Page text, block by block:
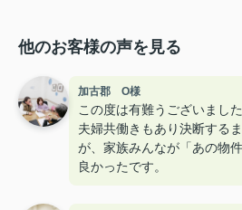
他のお客様の声を見る
加古郡 O様
この度は有難うございました
夫婦共働きもあり決断する
が、家族みんなが「あの物
良かったです。